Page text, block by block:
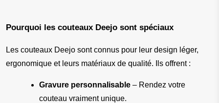
Pourquoi les couteaux Deejo sont spéciaux
Les couteaux Deejo sont connus pour leur design léger,
ergonomique et leurs matériaux de qualité. Ils offrent :
Gravure personnalisable – Rendez votre
couteau vraiment unique.